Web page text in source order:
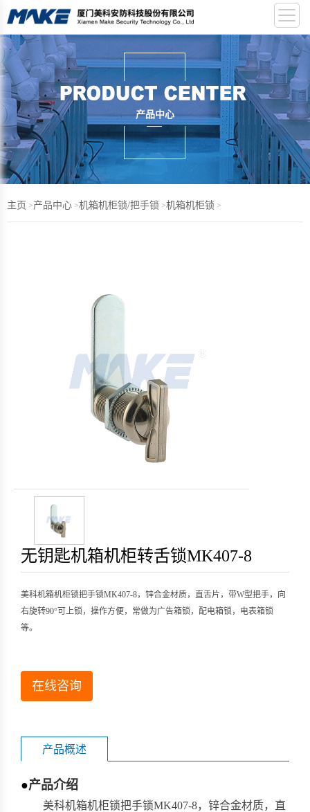
产品中心
主页 >产品中心 >机箱机柜锁/把手锁 >机箱机柜锁 >
无钥匙机箱机柜转舌锁MK407-8
美科机箱机柜锁把手锁MK407-8，锌合金材质，直舌片，带W型把手，向
右旋转90°可上锁，操作方便，常做为广告箱锁，配电箱锁，电表箱锁
等。
在线咨询
产品概述
●产品介绍
美科机箱机柜锁把手锁MK407-8，锌合金材质，直